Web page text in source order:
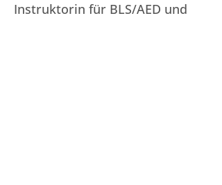
Instruktorin für BLS/AED und